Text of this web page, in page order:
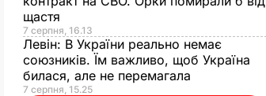
щастя
7 серпня, 16.13
Левін: В України реально немає
союзників. Їм важливо, щоб Україна
билася, але не перемагала
7 серпня, 15.25